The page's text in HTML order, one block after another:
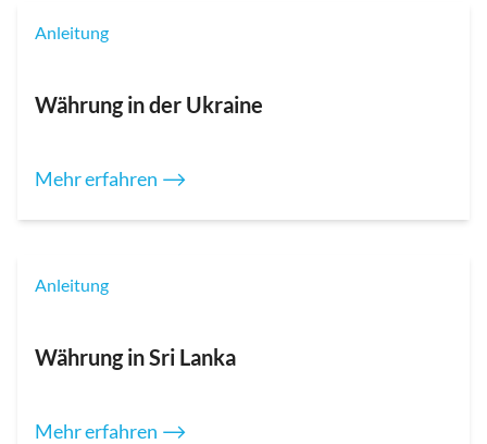
Anleitung
Währung in der Ukraine
Mehr erfahren ⟶
Anleitung
Währung in Sri Lanka
Mehr erfahren ⟶